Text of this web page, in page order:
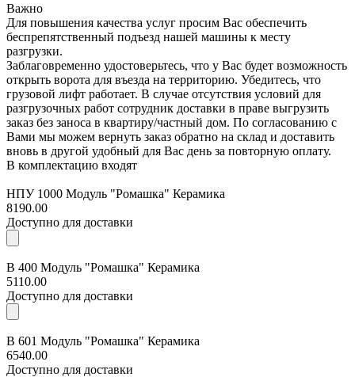
Важно
Для повышения качества услуг просим Вас обеспечить
беспрепятственный подъезд нашей машины к месту
разгрузки.
Заблаговременно удостоверьтесь, что у Вас будет возможность
открыть ворота для въезда на территорию. Убедитесь, что
грузовой лифт работает. В случае отсутствия условий для
разгрузочных работ сотрудник доставки в праве выгрузить
заказ без заноса в квартиру/частный дом. По согласованию с
Вами мы можем вернуть заказ обратно на склад и доставить
вновь в другой удобный для Вас день за повторную оплату.
В комплектацию входят
НПУ 1000 Модуль "Ромашка" Керамика
8190.00
Доступно для доставки
В 400 Модуль "Ромашка" Керамика
5110.00
Доступно для доставки
В 601 Модуль "Ромашка" Керамика
6540.00
Доступно для доставки